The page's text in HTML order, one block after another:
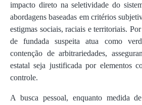
impacto direto na seletividade do
abordagens baseadas em critérios
estigmas sociais, raciais e territoriais.
de fundada suspeita atua como
contenção de arbitrariedades,
estatal seja justificada por elementos
controle.
A busca pessoal, enquanto medida